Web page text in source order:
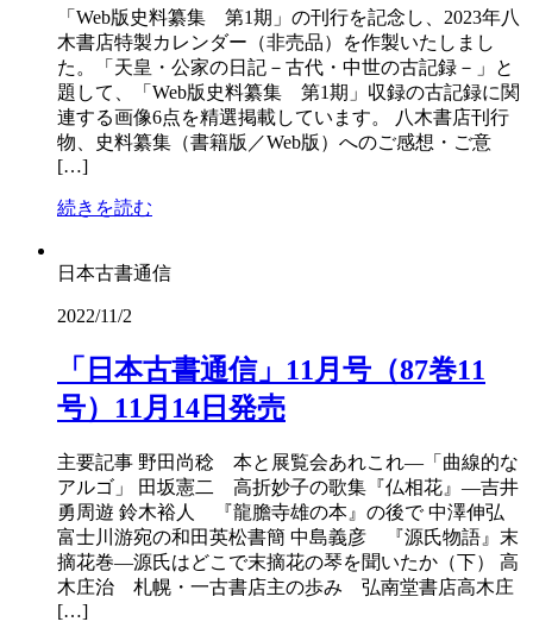
「Web版史料纂集 第1期」の刊行を記念し、2023年八
木書店特製カレンダー（非売品）を作製いたしまし
た。「天皇・公家の日記－古代・中世の古記録－」と
題して、「Web版史料纂集 第1期」収録の古記録に関
連する画像6点を精選掲載しています。 八木書店刊行
物、史料纂集（書籍版／Web版）へのご感想・ご意
[…]
続きを読む
日本古書通信
2022/11/2
「日本古書通信」11月号（87巻11
号）11月14日発売
主要記事 野田尚稔 本と展覧会あれこれ―「曲線的な
アルゴ」 田坂憲二 高折妙子の歌集『仏相花』―吉井
勇周遊 鈴木裕人 『龍膽寺雄の本』の後で 中澤伸弘
富士川游宛の和田英松書簡 中島義彦 『源氏物語』末
摘花巻―源氏はどこで末摘花の琴を聞いたか（下） 高
木庄治 札幌・一古書店主の歩み 弘南堂書店高木庄
[…]